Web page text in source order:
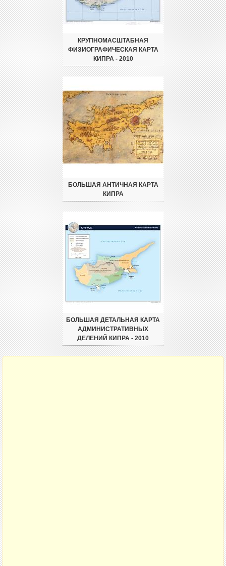
КРУПНОМАСШТАБНАЯ
ФИЗИОГРАФИЧЕСКАЯ КАРТА
КИПРА - 2010
БОЛЬШАЯ АНТИЧНАЯ КАРТА
КИПРА
БОЛЬШАЯ ДЕТАЛЬНАЯ КАРТА
АДМИНИСТРАТИВНЫХ
ДЕЛЕНИЙ КИПРА - 2010